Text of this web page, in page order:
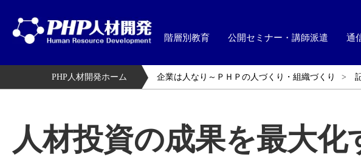
階層別教育 公開セミナー・講師派遣 通
PHP人材開発ホーム 企業は人なり～ＰＨＰの人づくり・組織づくり
人材投資の成果を最大